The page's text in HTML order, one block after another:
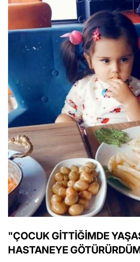
"ÇOCUK GİTTİĞİMDE
HASTANEYE